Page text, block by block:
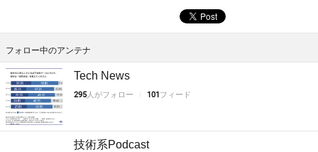
フォロー中のアンテナ
Tech News
295人がフォロー 101フィード
技術系Podcast